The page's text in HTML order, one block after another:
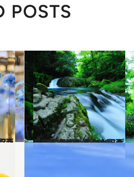
POSTS
2022.8.4
【2022年版】 いつか行きたい！ 日本の夏の絶景 西日本篇まとめ《全160スポット》②
旅＆お出かけ